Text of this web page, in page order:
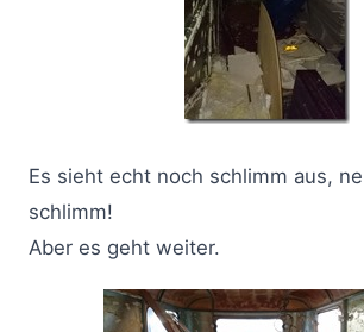
Es sieht echt noch schlimm aus,
schlimm!
Aber es geht weiter.